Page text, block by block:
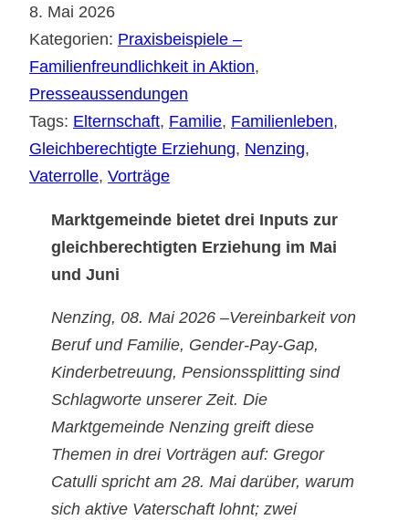
8. Mai 2026
Kategorien: Praxisbeispiele –
Familienfreundlichkeit in Aktion
Presseaussendungen
Tags: Elternschaft, Familie, Familienleben
Gleichberechtigte Erziehung, Nenzing
Vaterrolle, Vorträge
Marktgemeinde bietet drei Inputs zur
gleichberechtigten Erziehung im Mai
und Juni
Nenzing, 08. Mai 2026 –Vereinbarkeit von
Beruf und Familie, Gender-Pay-Gap,
Kinderbetreuung, Pensionssplitting sind
Schlagworte unserer Zeit. Die
Marktgemeinde Nenzing greift diese
Themen in drei Vorträgen auf: Gregor
Catulli spricht am 28. Mai darüber, warum
sich aktive Vaterschaft lohnt; zwei